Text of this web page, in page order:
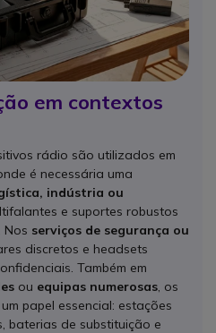
em contextos
rádio são utilizados em
é necessária uma
indústria ou
e suportes robustos
Nos serviços de segurança ou
discretos e headsets
Também em
ou equipas numerosas, os
papel essencial: estações
baterias de substituição e